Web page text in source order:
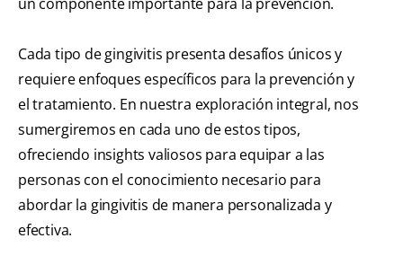
Cada tipo de gingivitis presenta desafíos únicos y
requiere enfoques específicos para la prevención y
el tratamiento. En nuestra exploración integral, nos
sumergiremos en cada uno de estos tipos,
ofreciendo insights valiosos para equipar a las
personas con el conocimiento necesario para
abordar la gingivitis de manera personalizada y
efectiva.